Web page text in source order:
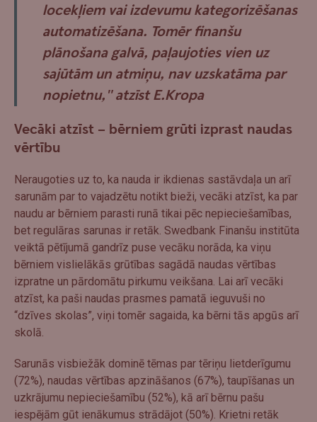
locekļiem vai izdevumu kategorizēšanas
automatizēšana. Tomēr finanšu
plānošana galvā, paļaujoties vien uz
sajūtām un atmiņu, nav uzskatāma par
nopietnu," atzīst E.Kropa
Vecāki atzīst – bērniem grūti izprast naudas
vērtību
Neraugoties uz to, ka nauda ir ikdienas sastāvdaļa un arī
sarunām par to vajadzētu notikt bieži, vecāki atzīst, ka par
naudu ar bērniem parasti runā tikai pēc nepieciešamības,
bet regulāras sarunas ir retāk. Swedbank Finanšu institūta
veiktā pētījumā gandrīz puse vecāku norāda, ka viņu
bērniem vislielākās grūtības sagādā naudas vērtības
izpratne un pārdomātu pirkumu veikšana. Lai arī vecāki
atzīst, ka paši naudas prasmes pamatā ieguvuši no
“dzīves skolas”, viņi tomēr sagaida, ka bērni tās apgūs arī
skolā.
Sarunās visbiežāk dominē tēmas par tēriņu lietderīgumu
(72%), naudas vērtības apzināšanos (67%), taupīšanas un
uzkrājumu nepieciešamību (52%), kā arī bērnu pašu
iespējām gūt ienākumus strādājot (50%). Krietni retāk